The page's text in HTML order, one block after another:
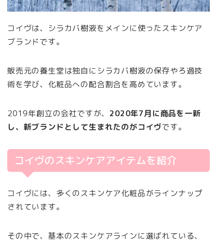
コイヴは、シラカバ樹液をメインに使ったスキンケア
ブランドです。
販売元の養生堂は独自にシラカバ樹液の保存やろ過技
術を学び、化粧品への配合割合を高めています。
2019年創立の会社ですが、 2020年7月に商品を一新
し、新ブランドとして生まれたのがコイヴです。
コイヴのスキンケアアイテムを紹介
コイヴには、多くのスキンケア化粧品がラインナップ
されています。
その中で、基本のスキンケアラインに選ばれている、